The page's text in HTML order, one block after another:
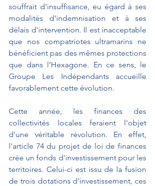
souffrait d'insuffisance, eu égard à ses
modalités d'indemnisation et à ses
délais d'intervention. Il est inacceptable
que nos compatriotes ultramarins ne
bénéficient pas des mêmes protections
que dans l'Hexagone. En ce sens, le
Groupe Les Indépendants accueille
favorablement cette évolution.
Cette année, les finances des
collectivités locales feraient l'objet
d'une véritable révolution. En effet,
l'article 74 du projet de loi de finances
crée un fonds d'investissement pour les
territoires. Celui-ci est issu de la fusion
de trois dotations d'investissement, ces